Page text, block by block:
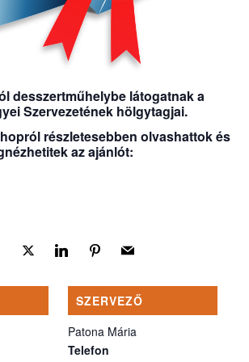
desszertműhelybe látogatnak a
Szervezetének hölgytagjai.
részletesebben olvashattok és
az ajánlót:
SZERVEZŐ
Patona Mária
Telefon